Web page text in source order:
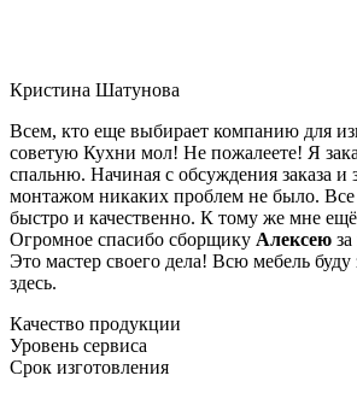
Кристина Шатунова
Всем, кто еще выбирает компанию для
советую Кухни мол! Не пожалеете! Я
спальню. Начиная с обсуждения заказа и
монтажом никаких проблем не было. Все
быстро и качественно. К тому же мне
Огромное спасибо сборщику Алексею
Это мастер своего дела! Всю мебель буду
здесь.
Качество продукции
Уровень сервиса
Срок изготовления